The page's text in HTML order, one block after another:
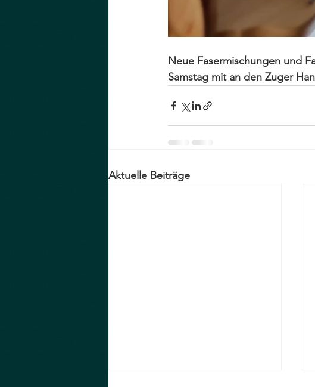
Neue Fasermischungen und
Samstag mit an den Zuger
Aktuelle Beiträge